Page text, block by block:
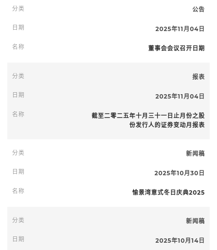
公告
2025年11月04日
董事会会议召开日期
报表
2025年11月04日
截至二零二五年十月三十一日止月份之股
份发行人的证券变动月报表
新闻稿
2025年10月30日
愉景湾意式冬日庆典2025
新闻稿
2025年10月14日